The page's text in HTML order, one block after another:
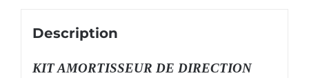
Description
KIT AMORTISSEUR DE DIRECTION